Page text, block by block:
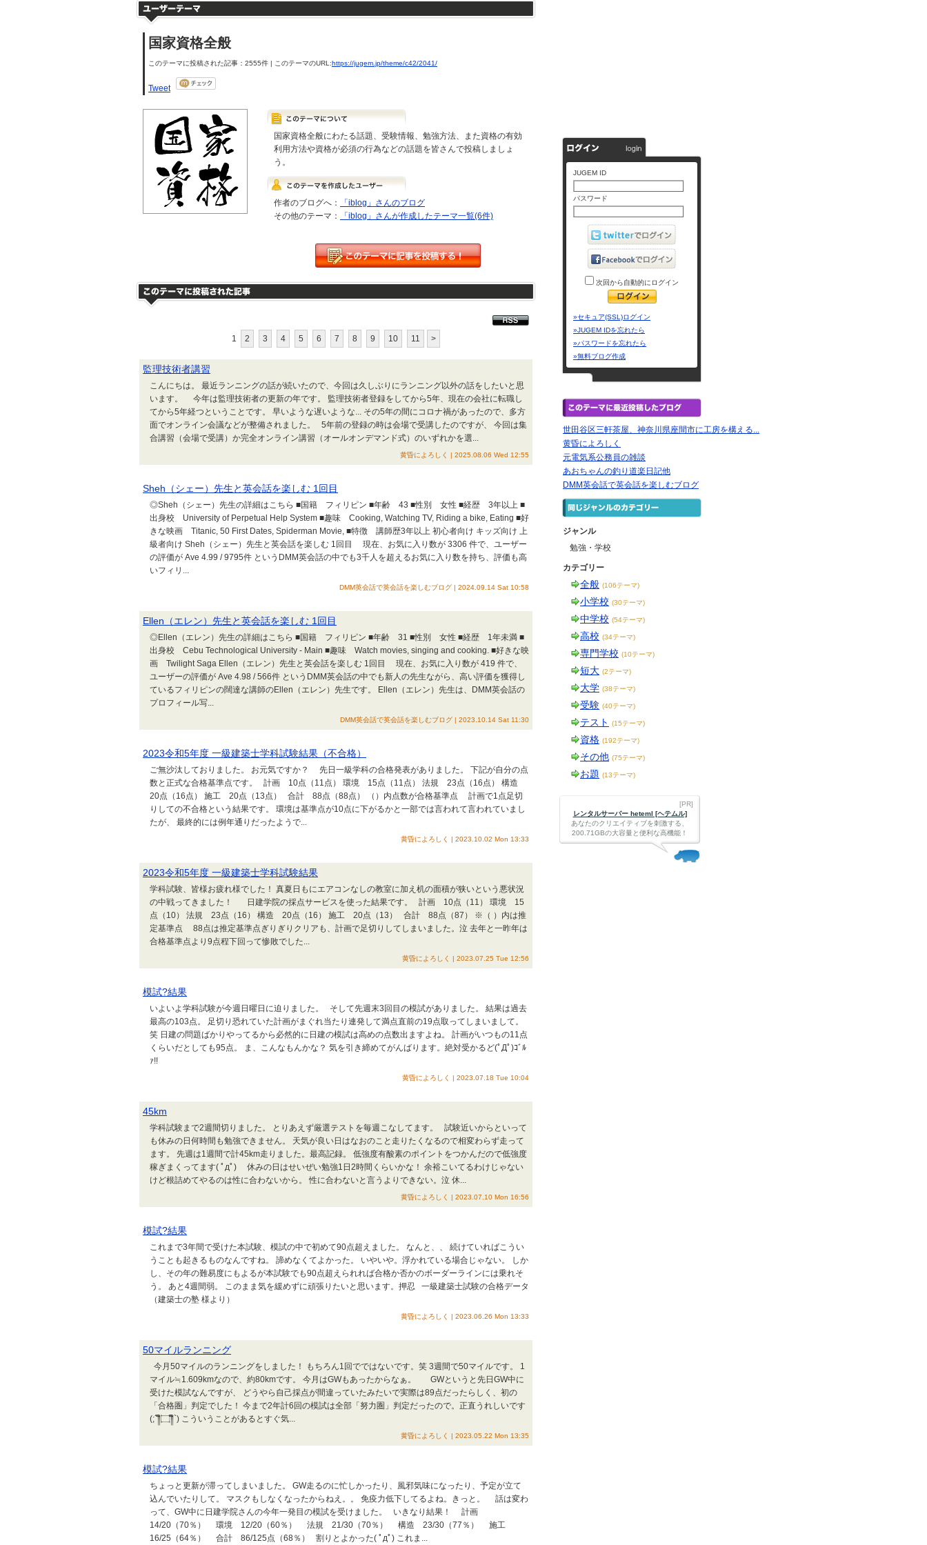
国家資格全般
このテーマに投稿された記事：2555件 | このテーマのURL:https://jugem.jp/theme/c42/2041/
Tweet
国家資格全般にわたる話題、受験情報、勉強方法、また資格の有効
利用方法や資格が必須の行為などの話題を皆さんで投稿しましょ
う。
作者のブログへ：
「iblog」さんのブログ
その他のテーマ：
「iblog」さんが作成したテーマ一覧(6件)
1 2 3 4 5 6 7 8 9 10 11 >
監理技術者講習
こんにちは。 最近ランニングの話が続いたので、今回は久しぶりにランニング以外の話をしたいと思
います。 今年は監理技術者の更新の年です。 監理技術者登録をしてから5年、現在の会社に転職し
てから5年経つということです。 早いような遅いような... その5年の間にコロナ禍があったので、多方
面でオンライン会議などが整備されました。 5年前の登録の時は会場で受講したのですが、 今回は集
合講習（会場で受講）か完全オンライン講習（オールオンデマンド式）のいずれかを選...
黄昏によろしく | 2025.08.06 Wed 12:55
Sheh（シェー）先生と英会話を楽しむ 1回目
◎Sheh（シェー）先生の詳細はこちら ■国籍 フィリピン ■年齢 43 ■性別 女性 ■経歴 3年以上 ■
出身校 University of Perpetual Help System ■趣味 Cooking, Watching TV, Riding a bike, Eating ■好
きな映画 Titanic, 50 First Dates, Spiderman Movie, ■特徴 講師歴3年以上 初心者向け キッズ向け 上
級者向け Sheh（シェー）先生と英会話を楽しむ 1回目 現在、お気に入り数が 3306 件で、ユーザー
の評価が Ave 4.99 / 9795件 というDMM英会話の中でも3千人を超えるお気に入り数を持ち、評価も高
いフィリ...
DMM英会話で英会話を楽しむブログ | 2024.09.14 Sat 10:58
Ellen（エレン）先生と英会話を楽しむ 1回目
◎Ellen（エレン）先生の詳細はこちら ■国籍 フィリピン ■年齢 31 ■性別 女性 ■経歴 1年未満 ■
出身校 Cebu Technological University - Main ■趣味 Watch movies, singing and cooking. ■好きな映
画 Twilight Saga Ellen（エレン）先生と英会話を楽しむ 1回目 現在、お気に入り数が 419 件で、
ユーザーの評価が Ave 4.98 / 566件 というDMM英会話の中でも新人の先生ながら、高い評価を獲得し
ているフィリピンの闊達な講師のEllen（エレン）先生です。 Ellen（エレン）先生は、DMM英会話の
プロフィール写...
DMM英会話で英会話を楽しむブログ | 2023.10.14 Sat 11:30
2023令和5年度 一級建築士学科試験結果（不合格）
ご無沙汰しておりました。 お元気ですか？ 先日一級学科の合格発表がありました。 下記が自分の点
数と正式な合格基準点です。 計画 10点（11点） 環境 15点（11点） 法規 23点（16点） 構造
20点（16点） 施工 20点（13点） 合計 88点（88点） （）内点数が合格基準点 計画で1点足切
りしての不合格という結果です。 環境は基準点が10点に下がるかと一部では言われて言われていまし
たが、 最終的には例年通りだったようで...
黄昏によろしく | 2023.10.02 Mon 13:33
2023令和5年度 一級建築士学科試験結果
学科試験、皆様お疲れ様でした！ 真夏日もにエアコンなしの教室に加え机の面積が狭いという悪状況
の中戦ってきました！ 日建学院の採点サービスを使った結果です。 計画 10点（11） 環境 15
点（10） 法規 23点（16） 構造 20点（16） 施工 20点（13） 合計 88点（87） ※（ ）内は推
定基準点 88点は推定基準点ぎりぎりクリアも、計画で足切りしてしまいました。泣 去年と一昨年は
合格基準点より9点程下回って惨敗でした...
黄昏によろしく | 2023.07.25 Tue 12:56
模試?結果
いよいよ学科試験が今週日曜日に迫りました。 そして先週末3回目の模試がありました。 結果は過去
最高の103点。 足切り恐れていた計画がまぐれ当たり連発して満点直前の19点取ってしまいまして。
笑 日建の問題ばかりやってるから必然的に日建の模試は高めの点数出ますよね。 計画がいつもの11点
くらいだとしても95点。 ま、こんなもんかな？ 気を引き締めてがんばります。絶対受かるど(ﾟДﾟ)ｺﾞﾙ
ｧ!!
黄昏によろしく | 2023.07.18 Tue 10:04
45km
学科試験まで2週間切りました。 とりあえず厳選テストを毎週こなしてます。 試験近いからといって
も休みの日何時間も勉強できません。 天気が良い日はなおのこと走りたくなるので相変わらず走って
ます。 先週は1週間で計45km走りました。最高記録。 低強度有酸素のポイントをつかんだので低強度
稼ぎまくってます( ﾟдﾟ) 休みの日はせいぜい勉強1日2時間くらいかな！ 余裕こいてるわけじゃない
けど根詰めてやるのは性に合わないから。 性に合わないと言うよりできない。泣 休...
黄昏によろしく | 2023.07.10 Mon 16:56
模試?結果
これまで3年間で受けた本試験、模試の中で初めて90点超えました。 なんと、、 続けていればこうい
うことも起きるものなんですね。 諦めなくてよかった。 いやいや。浮かれている場合じゃない。 しか
し、その年の難易度にもよるが本試験でも90点超えられれば合格か否かのボーダーラインには乗れそ
う。 あと4週間弱。 このまま気を緩めずに頑張りたいと思います。押忍 一級建築士試験の合格データ
（建築士の塾 様より）
黄昏によろしく | 2023.06.26 Mon 13:33
50マイルランニング
今月50マイルのランニングをしました！ もちろん1回でではないです。笑 3週間で50マイルです。 1
マイル≒1.609kmなので、約80kmです。 今月はGWもあったからなぁ。 GWというと先日GW中に
受けた模試なんですが、 どうやら自己採点が間違っていたみたいで実際は89点だったらしく、初の
「合格圏」判定でした！ 今まで2年計6回の模試は全部「努力圏」判定だったので。正直うれしいです
(;´༎ຶ۝༎ຶ`) こういうことがあるとすぐ気...
黄昏によろしく | 2023.05.22 Mon 13:35
模試?結果
ちょっと更新が滞ってしまいました。 GW走るのに忙しかったり、風邪気味になったり、予定が立て
込んでいたりして。 マスクもしなくなったからねえ。。 免疫力低下してるよね。きっと。 話は変わ
って、GW中に日建学院さんの今年一発目の模試を受けました。 いきなり結果！ 計画
14/20（70％） 環境 12/20（60％） 法規 21/30（70％） 構造 23/30（77％） 施工
16/25（64％） 合計 86/125点（68％） 割りとよかった( ﾟдﾟ) これま...
JUGEM ID
パスワード
次回から自動的にログイン
»セキュア(SSL)ログイン
»JUGEM IDを忘れたら
»パスワードを忘れたら
»無料ブログ作成
世田谷区三軒茶屋、神奈川県座間市に工房を構える...
黄昏によろしく
元電気系公務員の雑談
あおちゃんの釣り道楽日記他
DMM英会話で英会話を楽しむブログ
ジャンル
勉強・学校
カテゴリー
全般 (106テーマ)
小学校 (30テーマ)
中学校 (54テーマ)
高校 (34テーマ)
専門学校 (10テーマ)
短大 (2テーマ)
大学 (38テーマ)
受験 (40テーマ)
テスト (15テーマ)
資格 (192テーマ)
その他 (75テーマ)
お題 (13テーマ)
[PR]
レンタルサーバー heteml [ヘテムル]
あなたのクリエイティブを刺激する、
200.71GBの大容量と便利な高機能！